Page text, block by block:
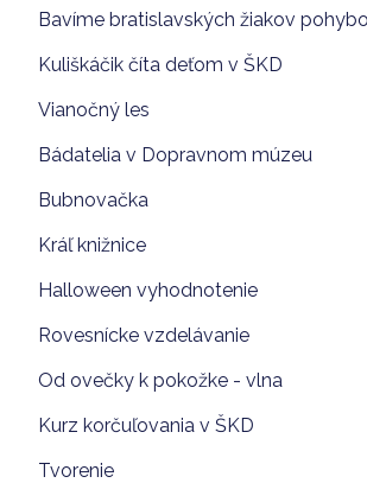
Bavíme bratislavských žiakov
Kuliškáčik číta deťom v ŠKD
Vianočný les
Bádatelia v Dopravnom múzeu
Bubnovačka
Kráľ knižnice
Halloween vyhodnotenie
Rovesnícke vzdelávanie
Od ovečky k pokožke - vlna
Kurz korčuľovania v ŠKD
Tvorenie